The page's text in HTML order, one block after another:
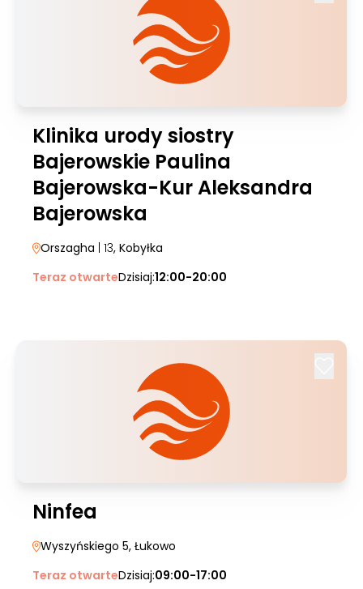
Klinika urody siostry
Bajerowskie Paulina
Bajerowska-Kur Aleksandra
Bajerowska
Orszagha | 13, Kobyłka
Teraz otwarteDzisiaj:12:00-20:00
Ninfea
Wyszyńskiego 5, Łukowo
Teraz otwarteDzisiaj:09:00-17:00